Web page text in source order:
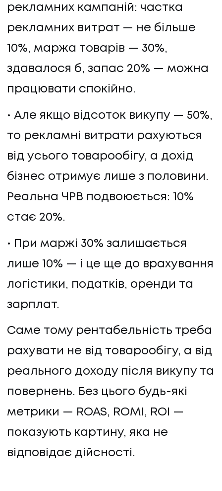
рекламних кампаній: частка
рекламних витрат — не більше
10%, маржа товарів — 30%,
здавалося б, запас 20% — можна
працювати спокійно.
Але якщо відсоток викупу — 50%,
то рекламні витрати рахуються
від усього товарообігу, а дохід
бізнес отримує лише з половини.
Реальна ЧРВ подвоюється: 10%
стає 20%.
При маржі 30% залишається
лише 10% — і це ще до врахування
логістики, податків, оренди та
зарплат.
Саме тому рентабельність треба
рахувати не від товарообігу, а від
реального доходу після викупу та
повернень. Без цього будь-які
метрики — ROAS, ROMI, ROI —
показують картину, яка не
відповідає дійсності.